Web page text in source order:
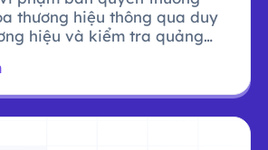
thương hiệu thông qua duy
hiệu và kiểm tra quảng